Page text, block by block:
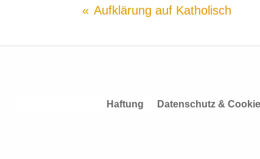
Aufklärung auf Katholisch
Haftung Datenschutz &